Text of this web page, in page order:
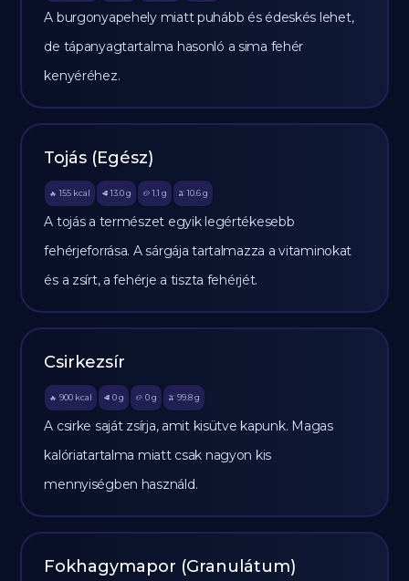
A burgonyapehely miatt puhább és édeskés lehet,
de tápanyagtartalma hasonló a sima fehér
kenyéréhez.
Tojás (Egész)
🔥 155 kcal 🥩 13.0 g 🥔 1.1 g 🫒 10.6 g
A tojás a természet egyik legértékesebb
fehérjeforrása. A sárgája tartalmazza a vitaminokat
és a zsírt, a fehérje a tiszta fehérjét.
Csirkezsír
🔥 900 kcal 🥩 0 g 🥔 0g 🫒 99.8 g
A csirke saját zsírja, amit kisütve kapunk. Magas
kalóriatartalma miatt csak nagyon kis
mennyiségben használd.
Fokhagymapor (Granulátum)